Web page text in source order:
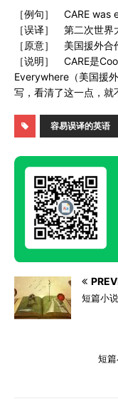
［例句］ CARE was
［误译］ 第二次世界
［原意］ 美国援外合
［说明］ CARE是
Everywhere（美国援
写，看清了这一点，就
容易误译的英语
短篇小
短